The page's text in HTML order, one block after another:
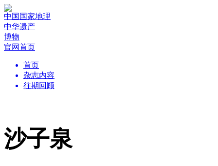
中国国家地理
中华遗产
博物
官网首页
首页
杂志内容
往期回顾
沙子泉